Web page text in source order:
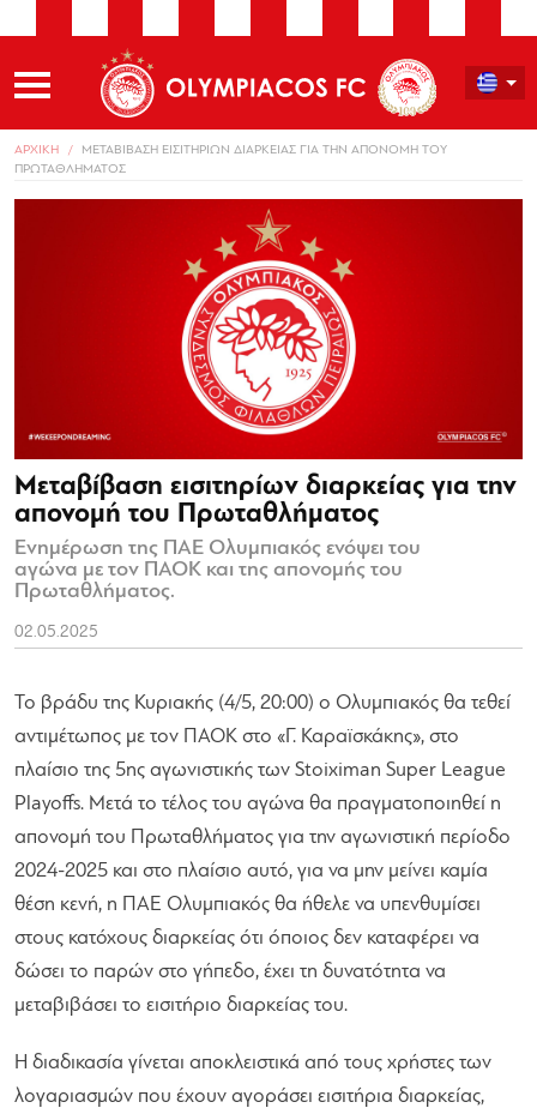
ΑΡΧΙΚΗ
ΜΕΤΑΒΙΒΑΣΗ ΕΙΣΙΤΗΡΙΩΝ ΔΙΑΡΚΕΙΑΣ ΓΙΑ ΤΗΝ ΑΠΟΝΟΜΗ ΤΟΥ
ΠΡΩΤΑΘΛΗΜΑΤΟΣ
Μεταβίβαση εισιτηρίων διαρκείας για την
απονομή του Πρωταθλήματος
Ενημέρωση της ΠΑΕ Ολυμπιακός ενόψει του
αγώνα με τον ΠΑΟΚ και της απονομής του
Πρωταθλήματος.
02.05.2025
Το βράδυ της Κυριακής (4/5, 20:00) ο Ολυμπιακός θα τεθεί
αντιμέτωπος με τον ΠΑΟΚ στο «Γ. Καραϊσκάκης», στο
πλαίσιο της 5ης αγωνιστικής των Stoiximan Super League
Playoffs. Μετά το τέλος του αγώνα θα πραγματοποιηθεί η
απονομή του Πρωταθλήματος για την αγωνιστική περίοδο
2024-2025 και στο πλαίσιο αυτό, για να μην μείνει καμία
θέση κενή, η ΠΑΕ Ολυμπιακός θα ήθελε να υπενθυμίσει
στους κατόχους διαρκείας ότι όποιος δεν καταφέρει να
δώσει το παρών στο γήπεδο, έχει τη δυνατότητα να
μεταβιβάσει το εισιτήριο διαρκείας του.
Η διαδικασία γίνεται αποκλειστικά από τους χρήστες των
λογαριασμών που έχουν αγοράσει εισιτήρια διαρκείας,